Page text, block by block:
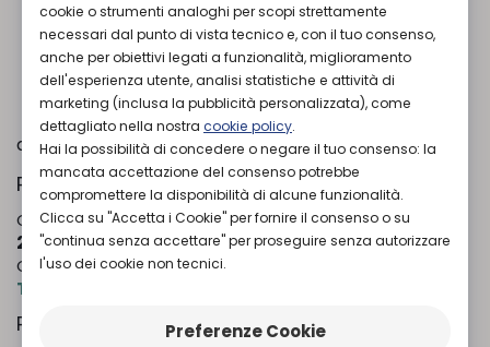
L'immagine è puramenteindicativae
potrebbe non rispecchiare appieno le
caratteristiche del prodotto.
di Orione
Polsiera
Codice OTGP:ORIKB20105| Riferimento produttore:
211NRLR| Codice Nomenclatore tariffario:06.06.09|
Categoria:Prodotti ortopedici
Tutori polso-mano
Polsiera manopola
cookie o strumenti analoghi per scopi strettamente
necessari dal punto di vista tecnico e, con il tuo consenso,
anche per obiettivi legati a funzionalità, miglioramento
dell'esperienza utente, analisi statistiche e attività di
marketing (inclusa la pubblicità personalizzata), come
dettagliato nella nostra cookie policy.
Hai la possibilità di concedere o negare il tuo consenso: la
mancata accettazione del consenso potrebbe
compromettere la disponibilità di alcune funzionalità.
Clicca su "Accetta i Cookie" per fornire il consenso o su
"continua senza accettare" per proseguire senza autorizzare
l'uso dei cookie non tecnici.
Preferenze Cookie